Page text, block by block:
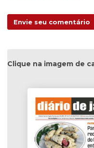
Envie seu comentário
Clique na imagem de